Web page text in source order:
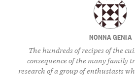
NONNA GENIA
The hundreds of recipes of the
consequence of the many family
research of a group of enthusiasts